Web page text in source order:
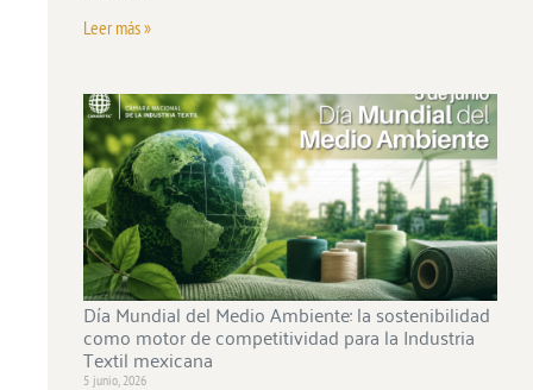
Leer más »
Día Mundial del Medio Ambiente: la sostenibilidad
como motor de competitividad para la Industria
Textil mexicana
5 junio, 2026